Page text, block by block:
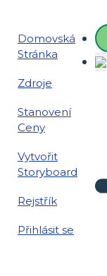
Domovská
Stránka
Zdroje
Stanovení
Ceny
Vytvořit
Storyboard
Rejstřík
Přihlásit se